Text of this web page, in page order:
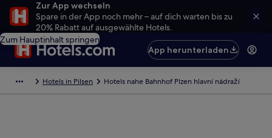
Zur App wechseln
Spare in der App noch mehr – auf dich warten bis zu
20% Rabatt auf ausgewählte Hotels.
Zum Hauptinhalt springen
App herunterladen
Hotels in Pilsen Hotels nahe Bahnhof Plzen hlavní nádraží